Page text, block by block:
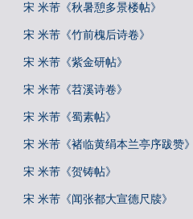
宋 米芾《秋暑憩多景楼帖》
宋 米芾《竹前槐后诗卷》
宋 米芾《紫金研帖》
宋 米芾《苕溪诗卷》
宋 米芾《蜀素帖》
宋 米芾《褚临黄绢本兰亭序跋赞》
宋 米芾《贺铸帖》
宋 米芾《闻张都大宣德尺牍》